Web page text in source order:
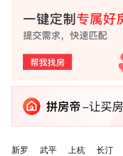
新罗 武平 上杭 长汀